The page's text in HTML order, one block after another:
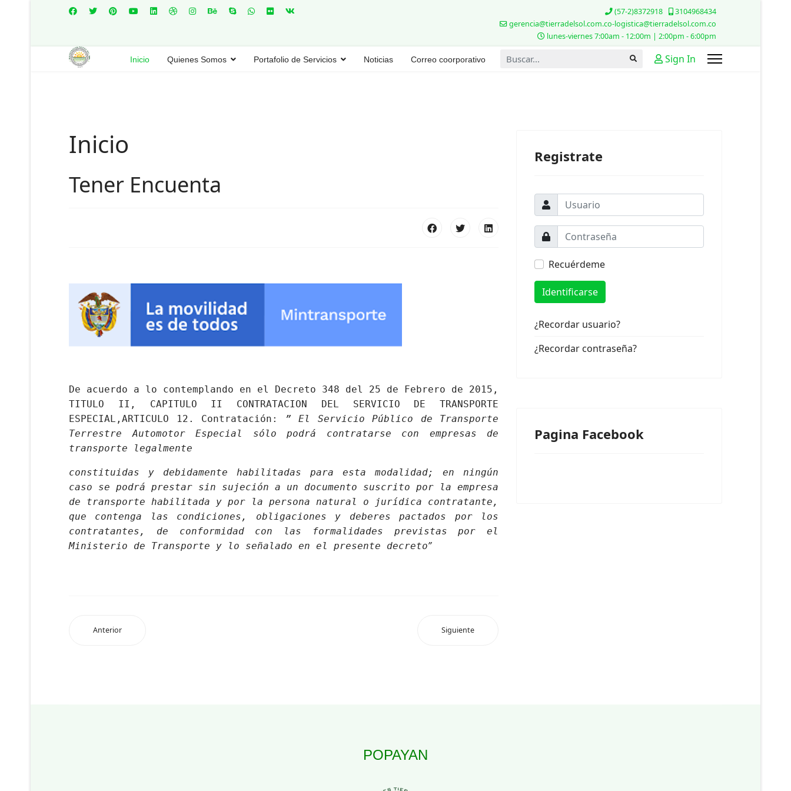
(57-2)8372918
3104968434
gerencia@tierradelsol.com.co-logistica@tierradelsol.com.co
lunes-viernes 7:00am - 12:00m | 2:00pm - 6:00pm
Inicio Quienes Somos Portafolio de Servicios Noticias Correo coorporativo Buscar... Sign In
Inicio
Tener Encuenta
De acuerdo a lo contemplando en el Decreto 348 del 25 de Febrero de 2015,
TITULO II, CAPITULO II CONTRATACION DEL SERVICIO DE TRANSPORTE
ESPECIAL, ARTICULO 12. Contratación:
” El Servicio Público de Transporte
Terrestre Automotor Especial sólo podrá contratarse con empresas de
transporte legalmente
constituidas y debidamente habilitadas para esta modalidad; en ningún
caso se podrá prestar sin sujeción a un documento suscrito por la empresa
de transporte habilitada y por la persona natural o jurídica contratante,
que contenga las condiciones, obligaciones y deberes pactados por los
contratantes, de conformidad con las formalidades previstas por el
Ministerio de Transporte y lo señalado en el presente decreto”
Anterior Siguiente
Registrate
Recuérdeme
Identificarse
¿Recordar usuario?
¿Recordar contraseña?
Pagina Facebook
POPAYAN